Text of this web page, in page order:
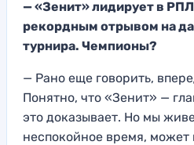
— «Зенит» лидирует в РПЛ
рекордным отрывом на
турнира. Чемпионы?
— Рано еще говорить,
Понятно, что «Зенит» —
это доказывает. Но мы
неспокойное время, может